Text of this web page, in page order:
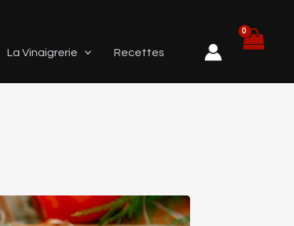
La Vinaigrerie Recettes